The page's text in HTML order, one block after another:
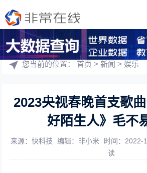
您当前的位置：首页 >新闻 >娱乐
2023央视春晚首支歌
好陌生人》毛不
来源：快科技 编辑：非小米 时间：2022-
读